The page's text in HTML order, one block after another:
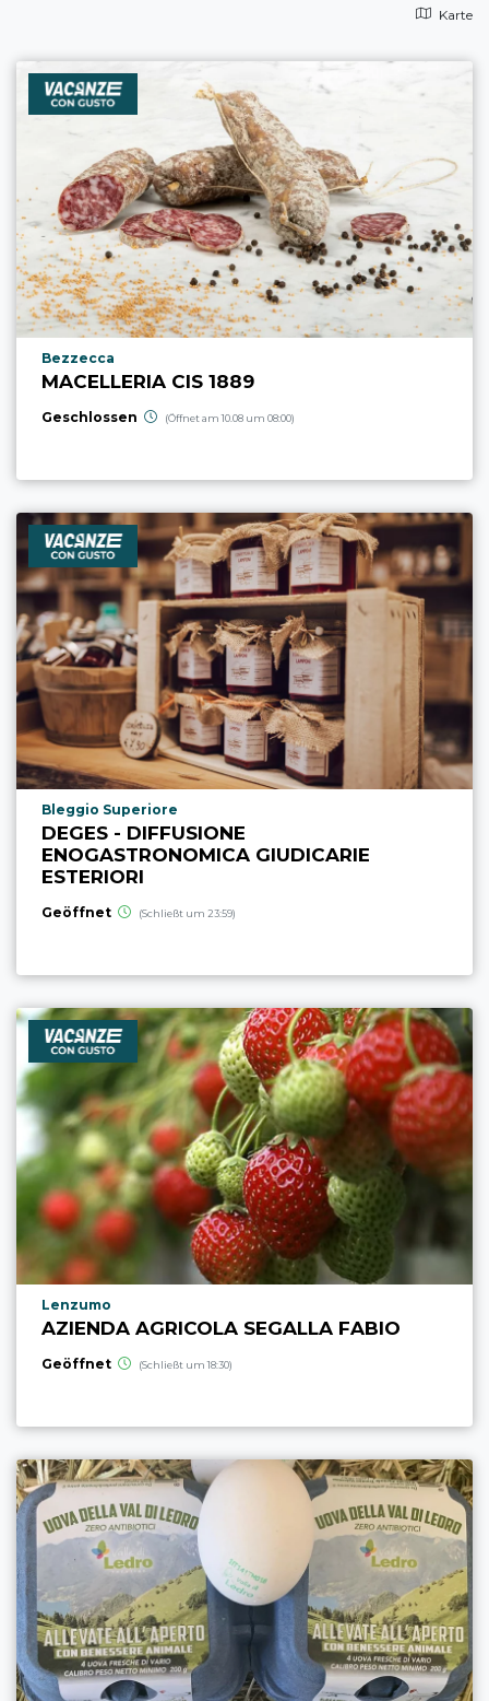
Karte
aria.poi_location_prefix
Bezzecca
MACELLERIA CIS 1889
Geschlossen (Öffnet am 10.08 um 08:00)
aria.poi_location_prefix
Bleggio Superiore
DEGES - DIFFUSIONE
ENOGASTRONOMICA GIUDICARIE
ESTERIORI
Geöffnet (Schließt um 23:59)
aria.poi_location_prefix
Lenzumo
AZIENDA AGRICOLA SEGALLA FABIO
Geöffnet (Schließt um 18:30)